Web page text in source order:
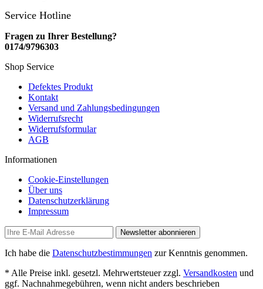
Service Hotline
Fragen zu Ihrer Bestellung?
0174/9796303
Shop Service
Defektes Produkt
Kontakt
Versand und Zahlungsbedingungen
Widerrufsrecht
Widerrufsformular
AGB
Informationen
Cookie-Einstellungen
Über uns
Datenschutzerklärung
Impressum
Newsletter abonnieren
Ich habe die Datenschutzbestimmungen zur Kenntnis genommen.
* Alle Preise inkl. gesetzl. Mehrwertsteuer zzgl. Versandkosten und
ggf. Nachnahmegebühren, wenn nicht anders beschrieben